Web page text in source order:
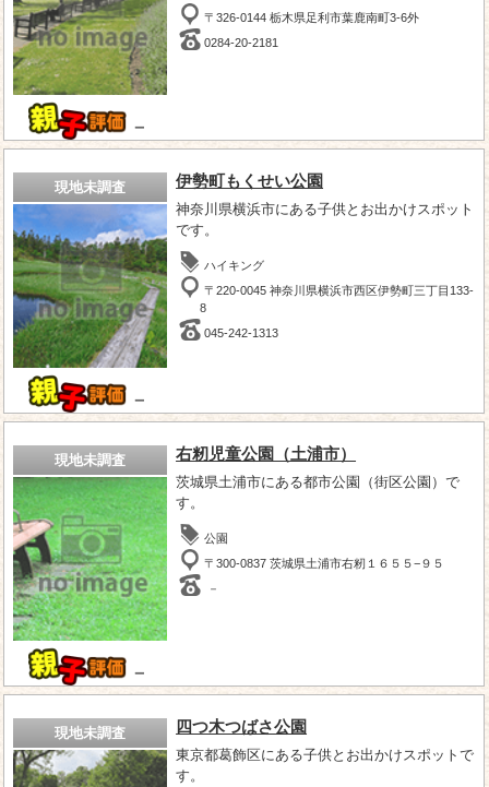
－
〒326-0144 栃木県足利市葉鹿南町3-6外
0284-20-2181
現地未調査
－
伊勢町もくせい公園
神奈川県横浜市にある子供とお出かけスポット
です。
ハイキング
〒220-0045 神奈川県横浜市西区伊勢町三丁目133-
8
045-242-1313
現地未調査
－
右籾児童公園（土浦市）
茨城県土浦市にある都市公園（街区公園）で
す。
公園
〒300-0837 茨城県土浦市右籾１６５５−９５
－
現地未調査 四つ木つばさ公園
東京都葛飾区にある子供とお出かけスポットで
す。